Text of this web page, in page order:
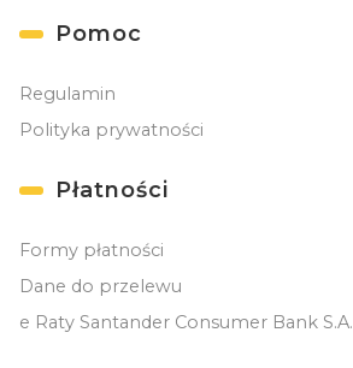
Linki w stopce
Pomoc
Regulamin
Polityka prywatności
Płatności
Formy płatności
Dane do przelewu
e Raty Santander Consumer Bank S.A.